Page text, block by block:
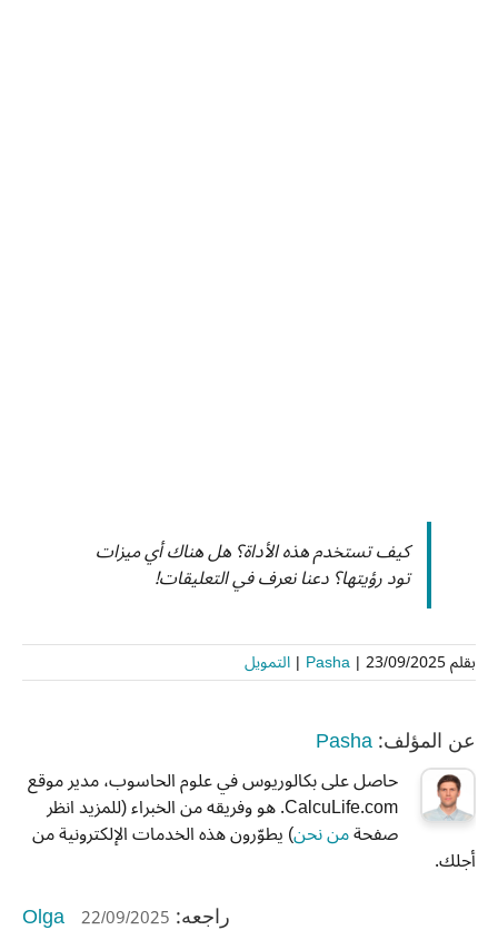
كيف تستخدم هذه الأداة؟ هل هناك أي ميزات
تود رؤيتها؟ دعنا نعرف في التعليقات!
بقلم Pasha | 23/09/2025
| التمويل
عن المؤلف: Pasha
حاصل على بكالوريوس في علوم الحاسوب، مدير موقع
CalcuLife.com. هو وفريقه من الخبراء (للمزيد انظر
صفحةمن نحن) يطوّرون هذه الخدمات الإلكترونية من
أجلك.
راجعه: Olga 22/09/2025